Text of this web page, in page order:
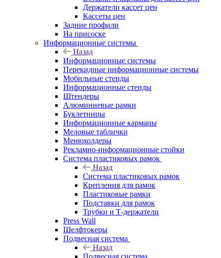
Держатели кассет цен
Кассеты цен
Задние профили
На присоске
Информационные системы
Назад
Информационные системы
Перекидные информационные системы
Мобильные стенды
Информационные стенды
Штендеры
Алюминиевые рамки
Буклетницы
Информационные карманы
Меловые таблички
Менюхолдеры
Рекламно-информационные стойки
Система пластиковых рамок
Назад
Система пластиковых рамок
Крепления для рамок
Пластиковые рамки
Подставки для рамок
Трубки и Т-держатели
Press Wall
Шелфтокеры
Подвесная система
Назад
Подвесная система